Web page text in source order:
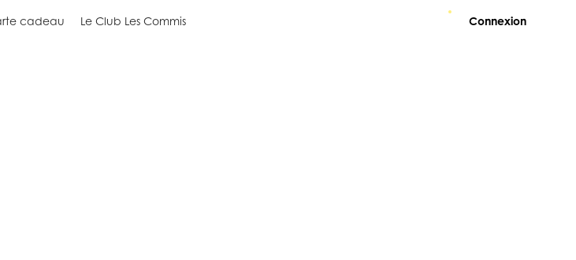
cadeau Le Club Les Commis Connexion